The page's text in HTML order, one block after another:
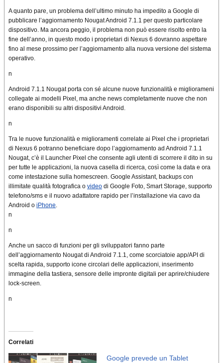
A quanto pare, un problema dell’ultimo minuto ha impedito a Google di
pubblicare l’aggiornamento Nougat Android 7.1.1 per questo particolare
dispositivo. Ma ancora peggio, il problema non può essere risolto entro la
fine dell’anno, in questo modo i proprietari di Nexus 6 dovranno aspettare
fino al mese prossimo per l’aggiornamento alla nuova versione del sistema
operativo.
n
Android 7.1.1 Nougat porta con sé alcune nuove funzionalità e migliorameni
collegate ai modelli Pixel, ma anche news completamente nuove che non
erano disponibili su altri dispositivi Android .
n
Tra le nuove funzionalità e miglioramenti correlate ai Pixel che i proprietari
di Nexus 6 potranno beneficiare dopo l’aggiornamento ad Android 7.1.1
Nougat, c’è il Launcher Pixel che consente agli utenti di scorrere il dito in su
per tutte le applicazioni, la nuova casella di ricerca, così come la data e ora
come intestazione sulla homescreen. Google Assistant, backups con
illimitate qualità fotografica o video di Google Foto, Smart Storage, supporto
telefono/sms e il nuovo adattatore rapido per l’installazione via cavo da
Android o iPhone.
n
n
Anche un sacco di funzioni per gli sviluppatori fanno parte
dell’aggiornamento Nougat di Android 7.1.1, come scorciatoie app/API di
scelta rapida, supporto icone circolari delle applicazioni, inserimento
immagine della tastiera, sensore delle impronte digitali per aprire/chiudere
lock-screen.
n
Correlati
Google prevede un Tablet